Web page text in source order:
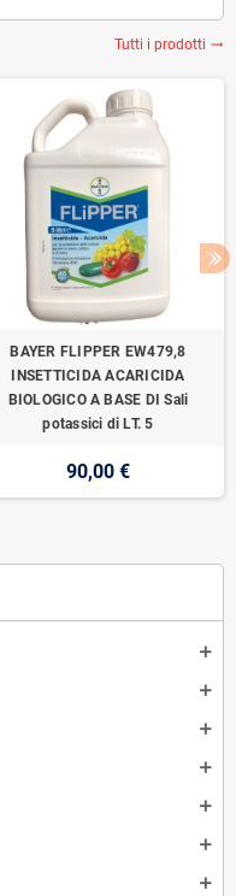
Tutti i prodotti trending_flat
BAYER FLIPPER EW479,8
INSETTICIDA ACARICIDA
BIOLOGICO A BASE DI Sali
potassici di LT. 5
90,00 €